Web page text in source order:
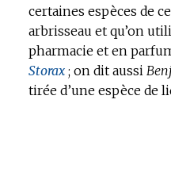
certaines espèces de
arbrisseau et qu’on
pharmacie et en
Storax ; on dit aussi
tirée d’une espèce de